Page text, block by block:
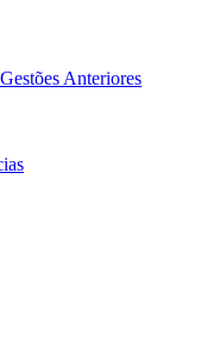
Anteriores